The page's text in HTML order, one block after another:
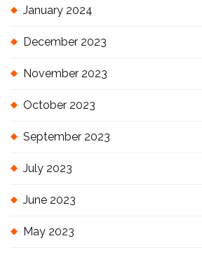
January 2024
December 2023
November 2023
October 2023
September 2023
July 2023
June 2023
May 2023